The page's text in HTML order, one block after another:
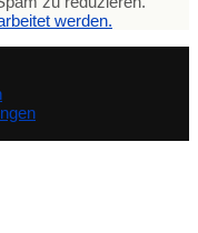
werden.